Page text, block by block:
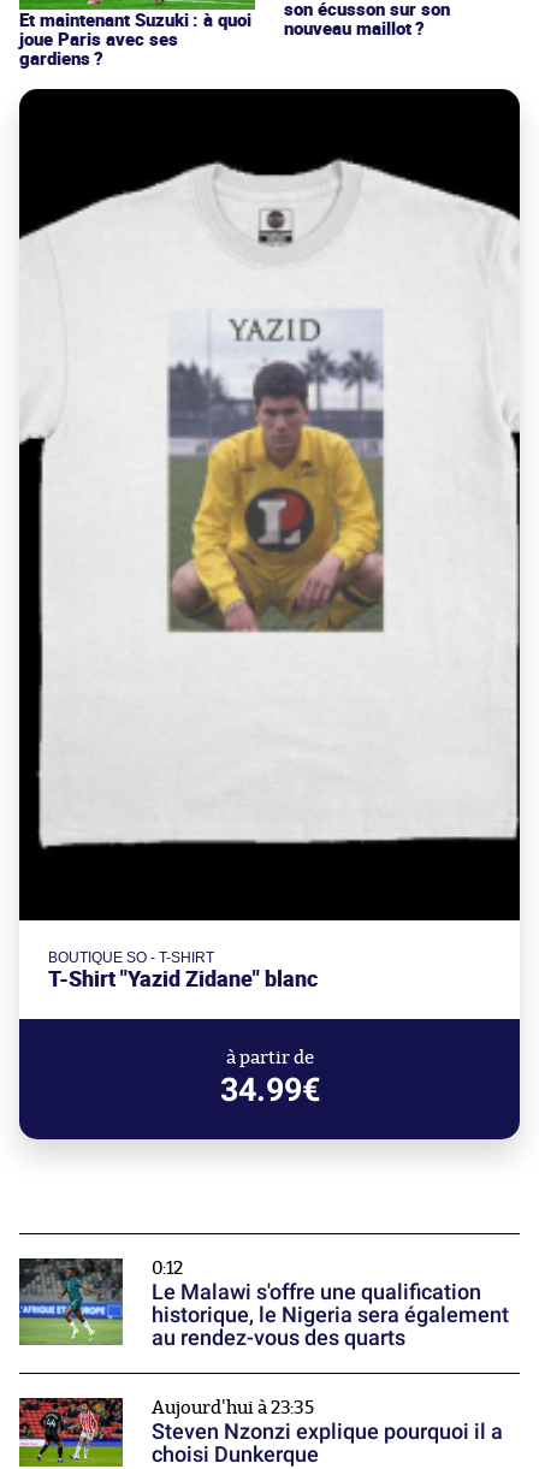
Et maintenant Suzuki : à quoi
joue Paris avec ses
gardiens ?
son écusson sur son
nouveau maillot ?
BOUTIQUE SO - T-SHIRT
T-Shirt "Yazid Zidane" blanc
à partir de
34.99€
0:12
Le Malawi s'offre une qualification
historique, le Nigeria sera également
au rendez-vous des quarts
Aujourd'hui à 23:35
Steven Nzonzi explique pourquoi il a
choisi Dunkerque